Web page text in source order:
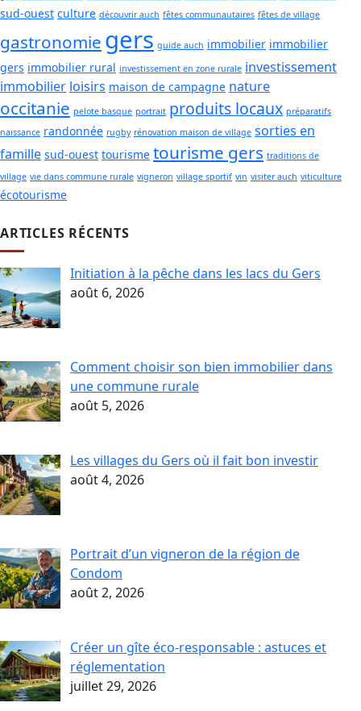
sud-ouest culture découvrir auch fêtes communautaires fêtes de village
gastronomie gers guide auch immobilier immobilier
gers immobilier rural investissement en zone rurale investissement
immobilier loisirs maison de campagne nature
occitanie pelote basque portrait produits locaux préparatifs
naissance randonnée rugby rénovation maison de village sorties en
famille sud-ouest tourisme tourisme gers traditions de
village vie dans commune rurale vigneron village sportif vin visiter auch viticulture
écotourisme
ARTICLES RÉCENTS
Initiation à la pêche dans les lacs du Gers
août 6, 2026
Comment choisir son bien immobilier dans
une commune rurale
août 5, 2026
Les villages du Gers où il fait bon investir
août 4, 2026
Portrait d’un vigneron de la région de
Condom
août 2, 2026
Créer un gîte éco-responsable : astuces et
réglementation
juillet 29, 2026